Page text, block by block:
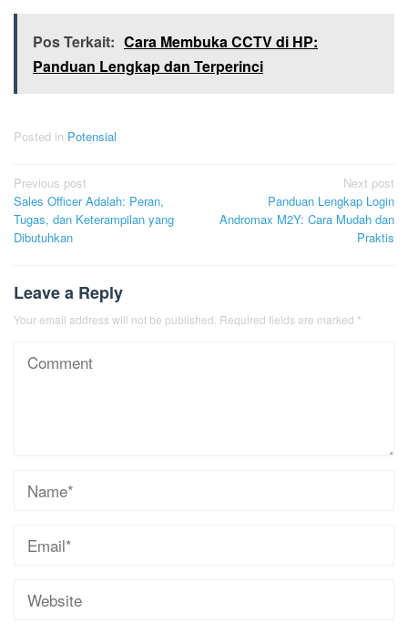
Pos Terkait: Cara Membuka CCTV di HP:
Panduan Lengkap dan Terperinci
Posted in Potensial
Post
navigation
Previous post
Sales Officer Adalah: Peran,
Tugas, dan Keterampilan yang
Dibutuhkan
Next post
Panduan Lengkap Login
Andromax M2Y: Cara Mudah dan
Praktis
Leave a Reply
Your email address will not be published. Required fields are marked *